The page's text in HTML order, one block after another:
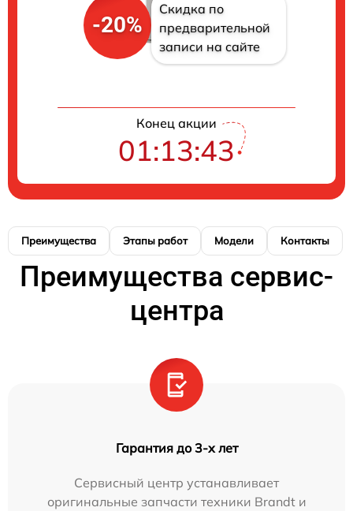
-20%
Скидка по
предварительной
записи на сайте
Конец акции
01:13:42
Преимущества Этапы работ Модели Контакты
Преимущества сервис-
центра
Гарантия до 3-х лет
Сервисный центр устанавливает
оригинальные запчасти техники Brandt и